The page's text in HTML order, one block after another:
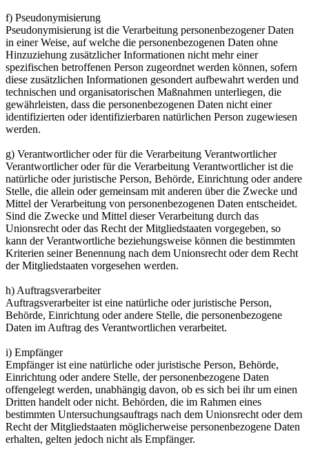
f) Pseudonymisierung
Pseudonymisierung ist die Verarbeitung personenbezogener Daten
in einer Weise, auf welche die personenbezogenen Daten ohne
Hinzuziehung zusätzlicher Informationen nicht mehr einer
spezifischen betroffenen Person zugeordnet werden können, sofern
diese zusätzlichen Informationen gesondert aufbewahrt werden und
technischen und organisatorischen Maßnahmen unterliegen, die
gewährleisten, dass die personenbezogenen Daten nicht einer
identifizierten oder identifizierbaren natürlichen Person zugewiesen
werden.
g) Verantwortlicher oder für die Verarbeitung Verantwortlicher
Verantwortlicher oder für die Verarbeitung Verantwortlicher ist die
natürliche oder juristische Person, Behörde, Einrichtung oder andere
Stelle, die allein oder gemeinsam mit anderen über die Zwecke und
Mittel der Verarbeitung von personenbezogenen Daten entscheidet.
Sind die Zwecke und Mittel dieser Verarbeitung durch das
Unionsrecht oder das Recht der Mitgliedstaaten vorgegeben, so
kann der Verantwortliche beziehungsweise können die bestimmten
Kriterien seiner Benennung nach dem Unionsrecht oder dem Recht
der Mitgliedstaaten vorgesehen werden.
h) Auftragsverarbeiter
Auftragsverarbeiter ist eine natürliche oder juristische Person,
Behörde, Einrichtung oder andere Stelle, die personenbezogene
Daten im Auftrag des Verantwortlichen verarbeitet.
i) Empfänger
Empfänger ist eine natürliche oder juristische Person, Behörde,
Einrichtung oder andere Stelle, der personenbezogene Daten
offengelegt werden, unabhängig davon, ob es sich bei ihr um einen
Dritten handelt oder nicht. Behörden, die im Rahmen eines
bestimmten Untersuchungsauftrags nach dem Unionsrecht oder dem
Recht der Mitgliedstaaten möglicherweise personenbezogene Daten
erhalten, gelten jedoch nicht als Empfänger.